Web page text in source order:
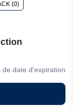
(0)
sur une
de date d'expiration